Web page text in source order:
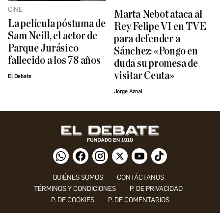
CINE
La película póstuma de
Sam Neill, el actor de
Parque Jurásico
fallecido a los 78 años
El Debate
Marta Nebot ataca al
Rey Felipe VI en TVE
para defender a
Sánchez: «Pongo en
duda su promesa de
visitar Ceuta»
Jorge Aznal
QUIÉNES SOMOS
CONTÁCTANOS
TÉRMINOS Y CONDICIONES
P. DE PRIVACIDAD
P. DE COOKIES
P. DE COMENTARIOS